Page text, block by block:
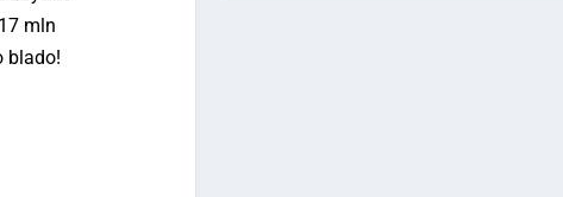
mln
blado!